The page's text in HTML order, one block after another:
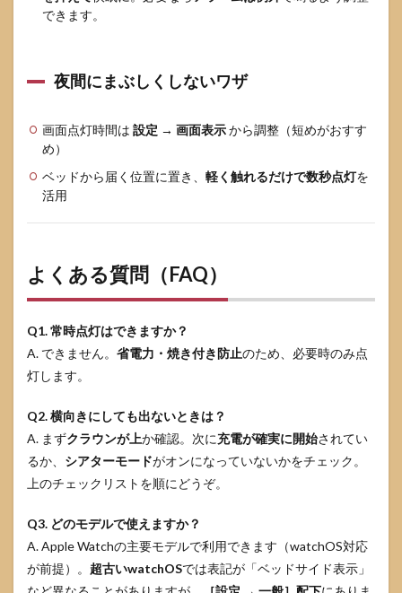
できます。
夜間にまぶしくしないワザ
画面点灯時間は 設定 → 画面表示から調整（短めがおすす
め）
ベッドから届く位置に置き、 軽く触れるだけで数秒点灯を
活用
よくある質問（FAQ）
Q1. 常時点灯はできますか？
A. できません。 省電力・焼き付き防止のため、必要時のみ点
灯します。
Q2. 横向きにしても出ないときは？
A. まずクラウンが上か確認。次に充電が確実に開始されてい
るか、 シアターモードがオンになっていないかをチェック。
上のチェックリストを順にどうぞ。
Q3. どのモデルで使えますか？
A. Apple Watchの主要モデルで利用できます（watchOS対応
が前提）。 超古いwatchOSでは表記が「ベッドサイド表示」